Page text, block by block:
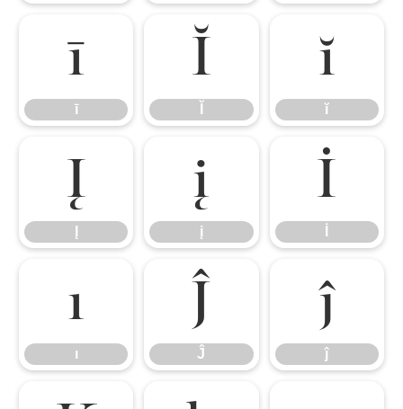
ī
ī
Ĭ ĭ
ĭ
Į į
į
İ
ı
ı
Ĵ
Ĵ
ĵ
ĵ